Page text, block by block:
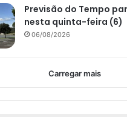
Previsão do Tempo
nesta quinta-feira (6)
06/08/2026
Carregar mais